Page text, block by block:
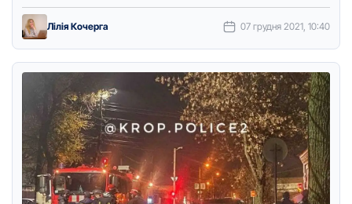
Автор …
Лілія Кочерга 07 грудня 2021, 10:40